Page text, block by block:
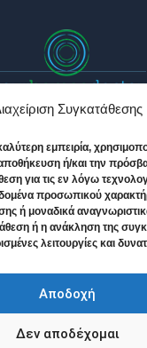
Συγκατάθεσης
εμπειρία,
ή/και την
για τις εν λόγω
προσωπικού
ή μοναδικά
ή η ανάκληση της
λειτουργίες και
Αποδοχή
Δεν αποδέχομαι
Ιατρός
Διεθνούς
(IACH)
Συλλόγου
. Παρέχει ολιστική
γυναικολογικές παθήσεις